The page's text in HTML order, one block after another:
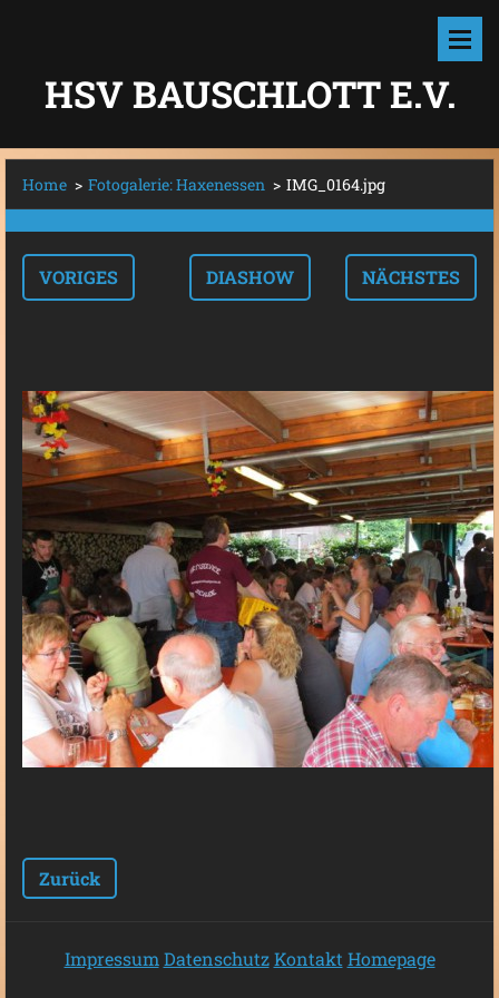
HSV BAUSCHLOTT E.V.
Home > Fotogalerie: Haxenessen > IMG_0164.jpg
VORIGES DIASHOW NÄCHSTES
Zurück
Impressum Datenschutz Kontakt Homepage